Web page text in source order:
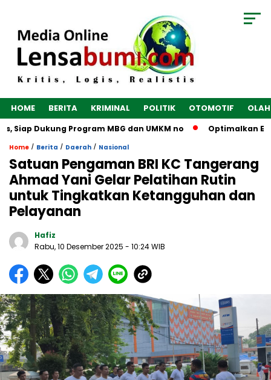
HOME BERITA KRIMINAL POLITIK OTOMOTIF
Dukung Program MBG dan UMKM no Optimalkan
Home / Berita / Daerah / Nasional
Satuan Pengaman BRI KC Tangerang
Ahmad Yani Gelar Pelatihan Rutin
untuk Tingkatkan Ketangguhan dan
Pelayanan
Hafiz
Rabu, 10 Desember 2025 - 10:24 WIB